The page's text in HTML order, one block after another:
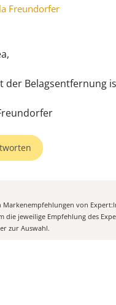
Freundorfer
der Belagsentfernung
Markenempfehlungen von
die jeweilige Empfehlung des
zur Auswahl.